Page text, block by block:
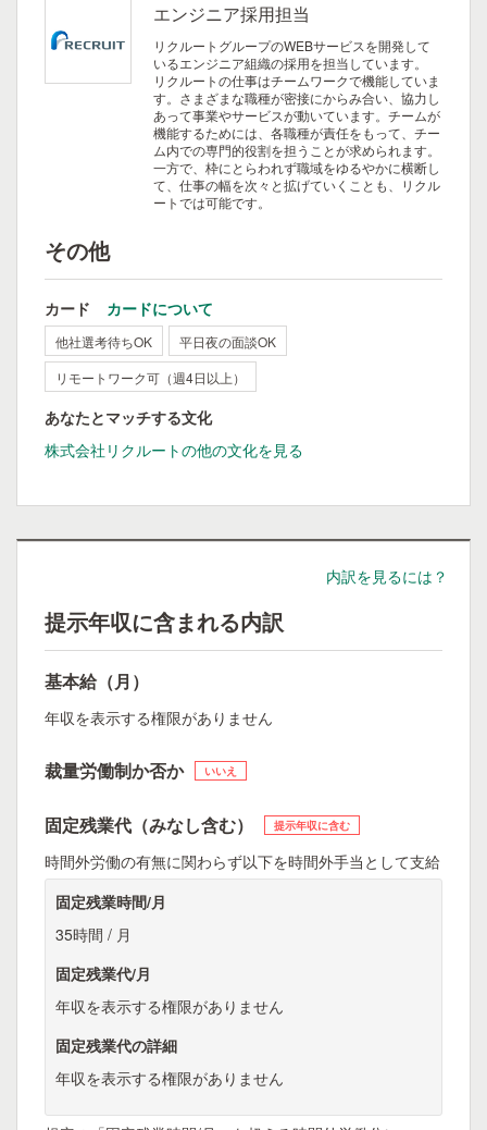
エンジニア採用担当
リクルートグループのWEBサービスを開発して
いるエンジニア組織の採用を担当しています。
リクルートの仕事はチームワークで機能していま
す。さまざまな職種が密接にからみ合い、協力し
あって事業やサービスが動いています。チームが
機能するためには、各職種が責任をもって、チー
ム内での専門的役割を担うことが求められます。
一方で、枠にとらわれず職域をゆるやかに横断し
て、仕事の幅を次々と拡げていくことも、リクル
ートでは可能です。
その他
カード カードについて
他社選考待ちOK
平日夜の面談OK
リモートワーク可（週4日以上）
あなたとマッチする文化
株式会社リクルートの他の文化を見る
内訳を見るには？
提示年収に含まれる内訳
基本給（月）
年収を表示する権限がありません
裁量労働制か否か いいえ
固定残業代（みなし含む） 提示年収に含む
時間外労働の有無に関わらず以下を時間外手当として支給
固定残業時間/月
35時間 / 月
固定残業代/月
年収を表示する権限がありません
固定残業代の詳細
年収を表示する権限がありません